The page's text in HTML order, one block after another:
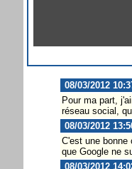
08/03/2012
Pour ma part,
réseau social,
08/03/2012
C'est une
que Google ne
08/03/2012